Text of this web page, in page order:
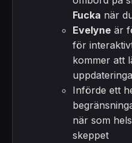
Fucka när
Evelyne är
för
kommer att
Införde ett
när som
skeppet